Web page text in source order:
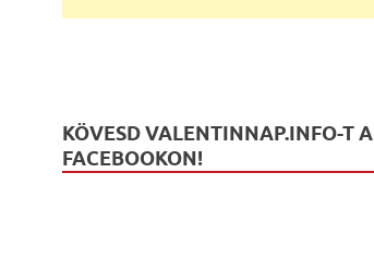
KÖVESD VALENTINNAP.INFO-T A
FACEBOOKON!